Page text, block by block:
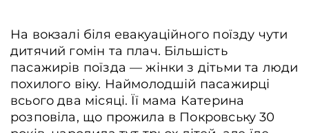
На вокзалі біля евакуаційного поїзду чути
дитячий гомін та плач. Більшість
пасажирів поїзда ― жінки з дітьми та люди
похилого віку. Наймолодшій пасажирці
всього два місяці. Її мама Катерина
розповіла, що прожила в Покровську 30